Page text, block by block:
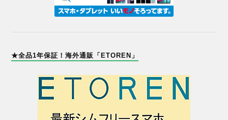
★全品1年保証！海外通販「ETOREN」